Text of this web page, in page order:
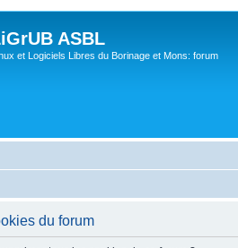
ASBL
et Logiciels Libres du Borinage et Mons: forum
du forum